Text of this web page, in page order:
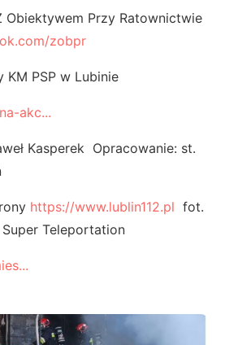
Obiektywem Przy Ratownictwie
zobpr
PSP w Lubinie
akc...
Kasperek Opracowanie: st.
https://www.lublin112.pl fot.
Teleportation